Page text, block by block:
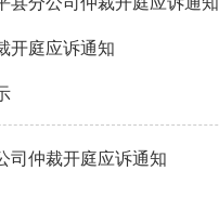
开庭应诉通知
司仲裁开庭应诉通知